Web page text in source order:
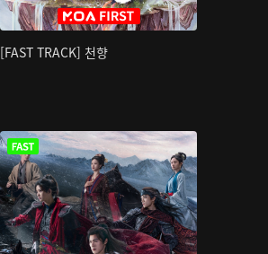
[FAST TRACK] 천향